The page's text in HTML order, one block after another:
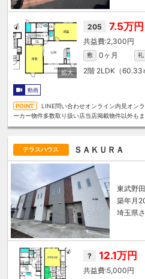
205 7.5万円
2,300円
敷 0ヶ月 礼
2階 2LDK（60.33
動画
LINE問い合わせオンライン内見オン
ーカー物件多数取り扱い店当店掲載物件以外も
テラスハウス ＳＡＫＵＲＡ
東武野
築年月
埼玉県
? 12.1万円
5,000円